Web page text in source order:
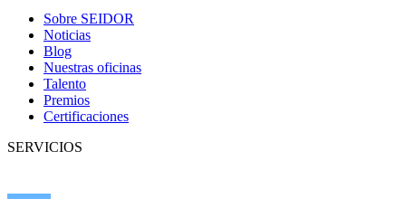
Sobre SEIDOR
Noticias
Blog
Nuestras oficinas
Talento
Premios
Certificaciones
SERVICIOS